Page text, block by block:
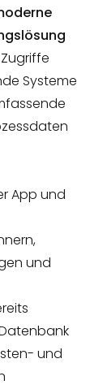
Systeme
App und
und
und